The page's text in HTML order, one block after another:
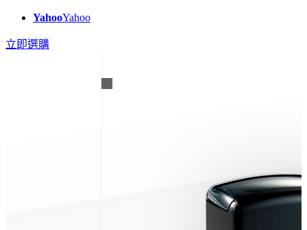
YahooYahoo
立即選購